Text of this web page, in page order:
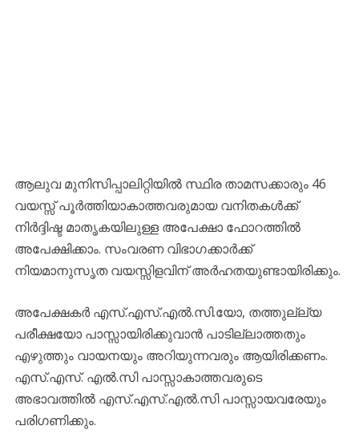
ആലുവ മുനിസിപ്പാലിറ്റിയിൽ സ്ഥിര താമസക്കാരും 46
വയസ്സ് പൂർത്തിയാകാത്തവരുമായ വനിതകൾക്ക്
നിർദ്ദിഷ്ട മാതൃകയിലുള്ള അപേക്ഷാ ഫോറത്തിൽ
അപേക്ഷിക്കാം. സംവരണ വിഭാഗക്കാർക്ക്
നിയമാനുസൃത വയസ്സിളവിന് അർഹതയുണ്ടായിരിക്കും.
അപേക്ഷകർ എസ്.എസ്.എൽ.സി.യോ, തത്തുല്ല്യ
പരീക്ഷയോ പാസ്സായിരിക്കുവാൻ പാടില്ലാത്തതും
എഴുത്തും വായനയും അറിയുന്നവരും ആയിരിക്കണം.
എസ്.എസ്. എൽ.സി പാസ്സാകാത്തവരുടെ
അഭാവത്തിൽ എസ്.എസ്.എൽ.സി പാസ്സായവരേയും
പരിഗണിക്കും.